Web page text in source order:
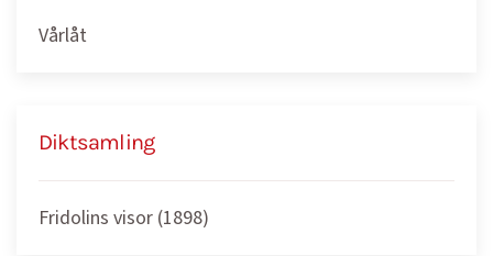
Vårlåt
Diktsamling
Fridolins visor (1898)